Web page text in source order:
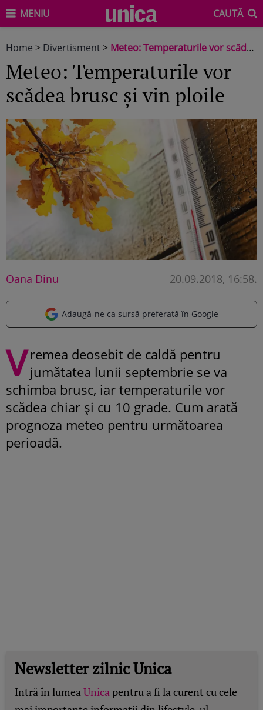
MENIU CAUTĂ
Home > Divertisment > Meteo: Temperaturile vor scădea brusc și vin ploile
Meteo: Temperaturile vor
scădea brusc și vin ploile
Oana Dinu 20.09.2018, 16:58.
Adaugă-ne ca sursă preferată în Google
V remea deosebit de caldă pentru
jumătatea lunii septembrie se va
schimba brusc, iar temperaturile vor
scădea chiar și cu 10 grade. Cum arată
prognoza meteo pentru următoarea
perioadă.
Newsletter zilnic Unica
Intră în lumeaUnicapentru a fi la curent cu cele